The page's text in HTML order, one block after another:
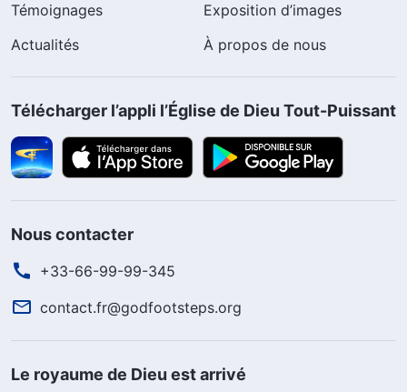
Témoignages
Exposition d’images
Actualités
À propos de nous
Télécharger l’appli l’Église de Dieu Tout-Puissant
Nous contacter
+33-66-99-99-345
contact.fr@godfootsteps.org
Le royaume de Dieu est arrivé